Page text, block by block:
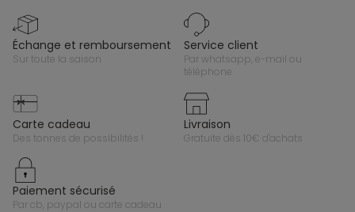
échange et remboursement
sur toute la saison
service client
par whatsapp, e-mail ou
téléphone
carte cadeau
des tonnes de possibilités !
livraison
gratuite dès 10€ d'achats
paiement sécurisé
par cb, paypal ou carte cadeau